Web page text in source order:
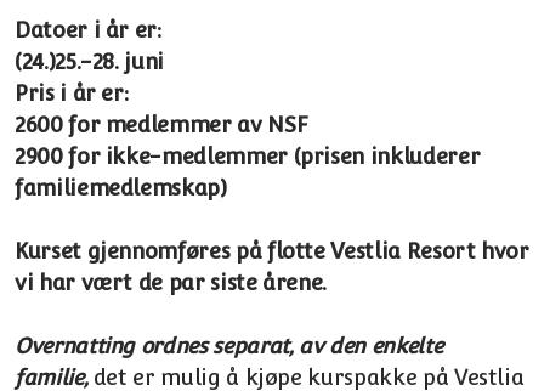
Datoer i år er:
(24.)25.-28. juni
Pris i år er:
2600 for medlemmer av NSF
2900 for ikke-medlemmer (prisen inkluderer
familiemedlemskap)
Kurset gjennomføres på flotte Vestlia Resort hvor
vi har vært de par siste årene.
Overnatting ordnes separat, av den enkelte
familie,det er mulig å kjøpe kurspakke på Vestlia